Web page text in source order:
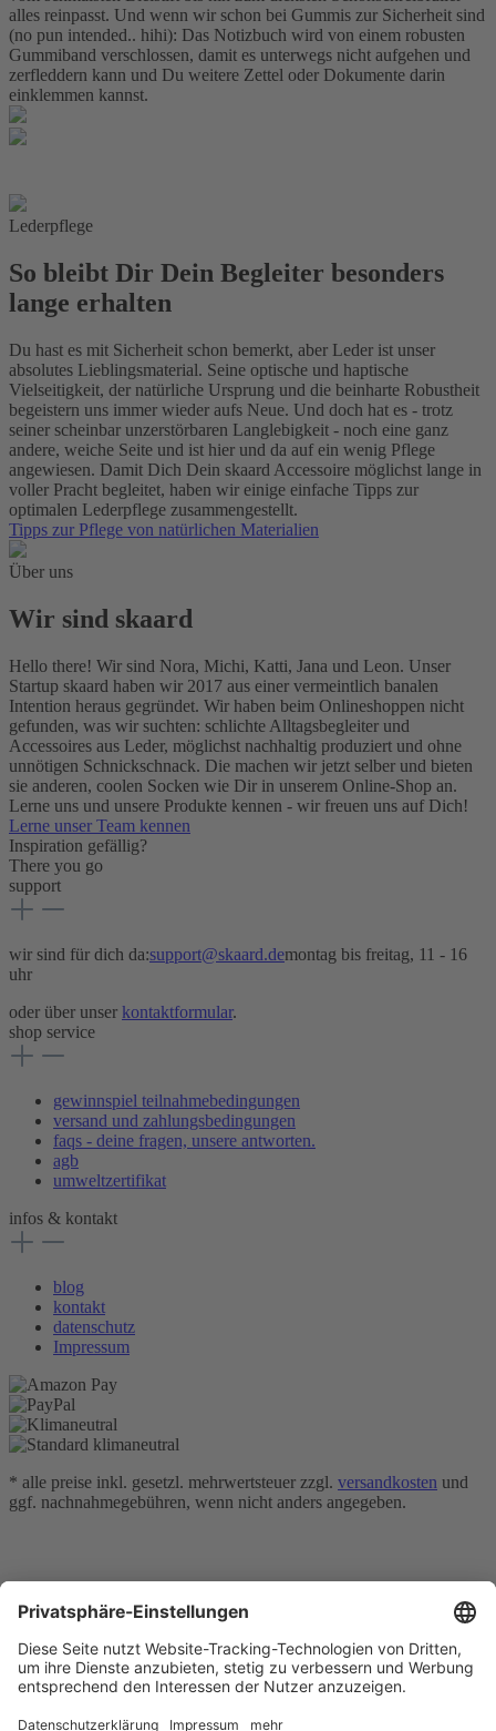
alles reinpasst. Und wenn wir schon bei Gummis zur Sicherheit sind
(no pun intended.. hihi): Das Notizbuch wird von einem robusten
Gummiband verschlossen, damit es unterwegs nicht aufgehen und
zerfleddern kann und Du weitere Zettel oder Dokumente darin
einklemmen kannst.
Lederpflege
So bleibt Dir Dein Begleiter besonders
lange erhalten
Du hast es mit Sicherheit schon bemerkt, aber Leder ist unser
absolutes Lieblingsmaterial. Seine optische und haptische
Vielseitigkeit, der natürliche Ursprung und die beinharte Robustheit
begeistern uns immer wieder aufs Neue. Und doch hat es - trotz
seiner scheinbar unzerstörbaren Langlebigkeit - noch eine ganz
andere, weiche Seite und ist hier und da auf ein wenig Pflege
angewiesen. Damit Dich Dein skaard Accessoire möglichst lange in
voller Pracht begleitet, haben wir einige einfache Tipps zur
optimalen Lederpflege zusammengestellt.
Tipps zur Pflege von natürlichen Materialien
Über uns
Wir sind skaard
Hello there! Wir sind Nora, Michi, Katti, Jana und Leon. Unser
Startup skaard haben wir 2017 aus einer vermeintlich banalen
Intention heraus gegründet. Wir haben beim Onlineshoppen nicht
gefunden, was wir suchten: schlichte Alltagsbegleiter und
Accessoires aus Leder, möglichst nachhaltig produziert und ohne
unnötigen Schnickschnack. Die machen wir jetzt selber und bieten
sie anderen, coolen Socken wie Dir in unserem Online-Shop an.
Lerne uns und unsere Produkte kennen - wir freuen uns auf Dich!
Lerne unser Team kennen
Inspiration gefällig?
There you go
support
wir sind für dich da:support@skaard.demontag bis freitag, 11 - 16
uhr
oder über unser kontaktformular.
shop service
gewinnspiel teilnahmebedingungen
versand und zahlungsbedingungen
faqs - deine fragen, unsere antworten.
agb
umweltzertifikat
infos & kontakt
blog
kontakt
datenschutz
Impressum
* alle preise inkl. gesetzl. mehrwertsteuer zzgl. versandkosten und
ggf. nachnahmegebühren, wenn nicht anders angegeben.